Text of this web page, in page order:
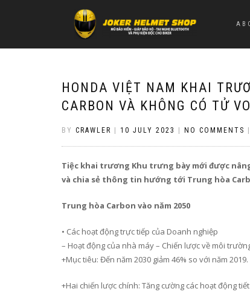
HONDA VIỆT NAM KHAI
CARBON VÀ KHÔNG CÓ TỬ
BY CRAWLER 10 JULY 2023 NO COMMENTS
Tiệc khai trương Khu trưng bày mới được
và chia sẻ thông tin hướng tới Trung hòa
Trung hòa Carbon vào năm 2050
• Các hoạt độngtrực tiếp của Doanh nghiệp
– Hoạt động của nhà máy – Chiến lược về môi
+Mục tiêu: Đến năm 2030 giảm 46% so với năm
+Hai chiến lược chính: Tăng cường các hoạt động